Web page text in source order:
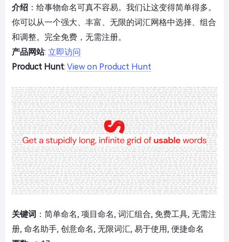
介绍 ：给事物命名可真不容易。我们让这变得简单得多。
你可以从一个强大、丰富、无限的词汇网格中选择、组合
和调整。完全免费，无需注册。
产品网站: 立即访问
Product Hunt: View on Product Hunt
关键词 ：简单命名, 项目命名, 词汇组合, 免费工具, 无需注
册, 命名助手, 创意命名, 无限词汇, 易于使用, 便捷命名